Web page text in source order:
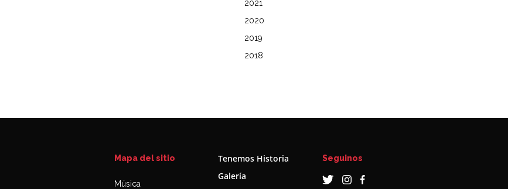
2021
2020
2019
2018
Mapa del sitio
Música
Tenemos Historia
Galería
Seguinos